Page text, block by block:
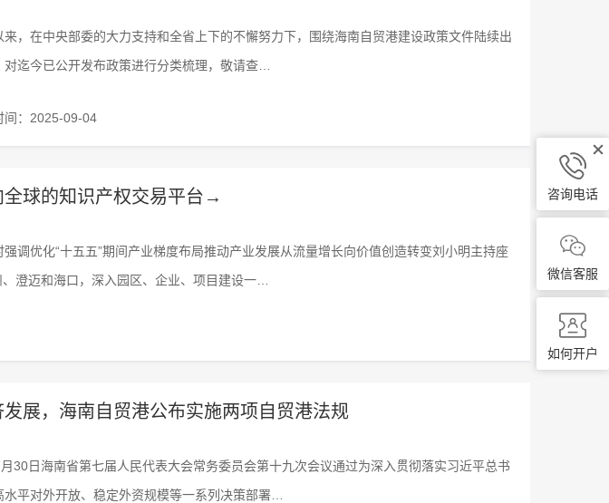
咨询电话
微信客服
如何开户
来，在中央部委的大力支持和全省上下的不懈努力下，围绕海南自贸港建设政策文件陆续出
迄今已公开发布政策进行分类梳理，敬请查…
间：2025-09-04
球的知识产权交易平台→
调优化“十五五”期间产业梯度布局推动产业发展从流量增长向价值创造转变刘小明主持座
澄迈和海口，深入园区、企业、项目建设一…
展，海南自贸港公布实施两项自贸港法规
日海南省第七届人民代表大会常务委员会第十九次会议通过为深入贯彻落实习近平总书
平对外开放、稳定外资规模等一系列决策部署…